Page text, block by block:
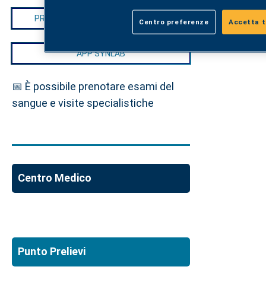
PRENOTAZIONI E SCARICO REFERTI
APP SYNLAB
📅 È possibile prenotare esami del
sangue e visite specialistiche
Centro Medico
Punto Prelievi
Centro preferenze Accetta